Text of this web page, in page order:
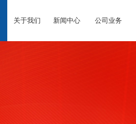
关于我们 新闻中心 公司业务